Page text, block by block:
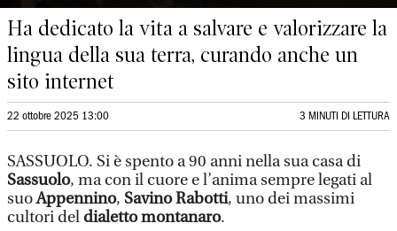
Ha dedicato la vita a salvare e valorizzare la
lingua della sua terra, curando anche un
sito internet
22 ottobre 2025 13:00 3 MINUTI DI LETTURA
SASSUOLO. Si è spento a 90 anni nella sua casa di
Sassuolo, ma con il cuore e l’anima sempre legati al
suoAppennino, Savino Rabotti, uno dei massimi
cultori del dialetto montanaro.